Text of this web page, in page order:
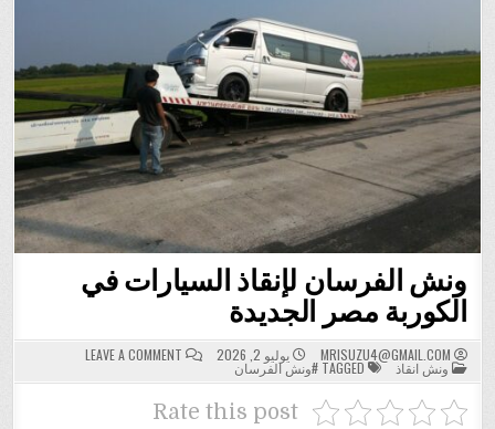
ونش الفرسان لإنقاذ السيارات في
الكوربة مصر الجديدة
MRISUZU4@GMAIL.COM يوليو 2, 2026 LEAVE A COMMENT
ON
ونش
الفرسان
POSTED
IN
ونش انقاذ #ونش الفرسان
Rate this post